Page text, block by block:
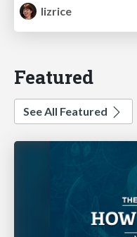
lizrice
Featured
See All Featured